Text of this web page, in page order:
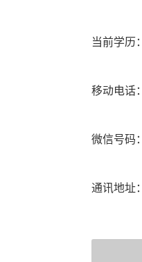
当前学历：
移动电话：
微信号码：
通讯地址：